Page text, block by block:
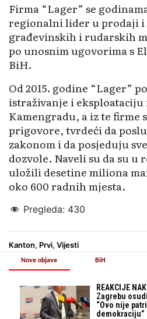
Firma “Lager” se
regionalni lider u prodaji
građevinskih i rudarskih
po unosnim ugovorima s
BiH.
Od 2015. godine “Lager”
istraživanje i
Kamengradu, a iz te firme
prigovore, tvrdeći da
zakonom i da posjeduju
dozvole. Naveli su da su
uložili desetine miliona
oko 600 radnih mjesta.
Pregleda: 430
Kanton, Prvi, Vijesti
Nove objave
REAKCIJE
Zagrebu
“Ovo nije
demokraciju”
BiH